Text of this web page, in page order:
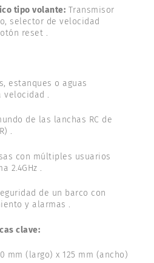
tipo volante: Transmisor
selector de velocidad
reset .
estanques o aguas
.
de las lanchas RC de
.
con múltiples usuarios
2.4GHz .
de un barco con
y alarmas .
clave:
mm (largo) x 125 mm (ancho)